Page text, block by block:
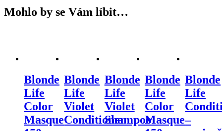
Mohlo by se Vám líbit…
Blonde
Life
Color
Masque
Blonde
Life
Violet
Conditioner
Blonde
Life
Violet
Shampoo
Blonde
Life
Color
Masque
Blonde
Life
–